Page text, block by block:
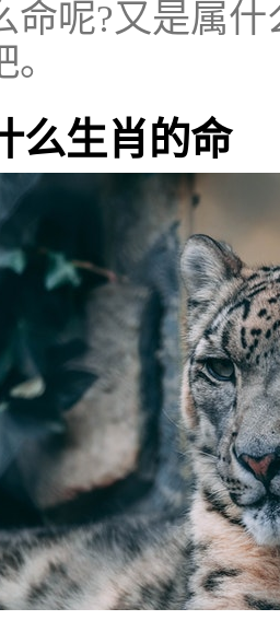
命呢?又是属
么生肖的命